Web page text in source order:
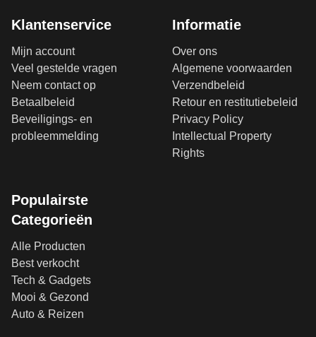
Klantenservice
Mijn account
Veel gestelde vragen
Neem contact op
Betaalbeleid
Beveiligings- en
probleemmelding
Informatie
Over ons
Algemene voorwaarden
Verzendbeleid
Retour en restitutiebeleid
Privacy Policy
Intellectual Property
Rights
Populairste
Categorieën
Alle Producten
Best verkocht
Tech & Gadgets
Mooi & Gezond
Auto & Reizen